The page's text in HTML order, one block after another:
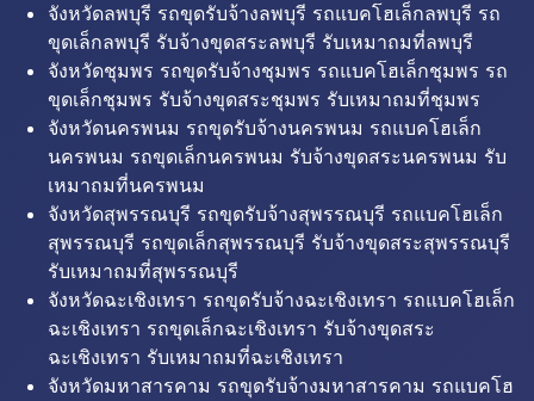
จังหวัดลพบุรี รถขุดรับจ้างลพบุรี รถแบคโฮเล็กลพบุรี รถ
ขุดเล็กลพบุรี รับจ้างขุดสระลพบุรี รับเหมาถมที่ลพบุรี
จังหวัดชุมพร รถขุดรับจ้างชุมพร รถแบคโฮเล็กชุมพร รถ
ขุดเล็กชุมพร รับจ้างขุดสระชุมพร รับเหมาถมที่ชุมพร
จังหวัดนครพนม รถขุดรับจ้างนครพนม รถแบคโฮเล็ก
นครพนม รถขุดเล็กนครพนม รับจ้างขุดสระนครพนม รับ
เหมาถมที่นครพนม
จังหวัดสุพรรณบุรี รถขุดรับจ้างสุพรรณบุรี รถแบคโฮเล็ก
สุพรรณบุรี รถขุดเล็กสุพรรณบุรี รับจ้างขุดสระสุพรรณบุรี
รับเหมาถมที่สุพรรณบุรี
จังหวัดฉะเชิงเทรา รถขุดรับจ้างฉะเชิงเทรา รถแบคโฮเล็ก
ฉะเชิงเทรา รถขุดเล็กฉะเชิงเทรา รับจ้างขุดสระ
ฉะเชิงเทรา รับเหมาถมที่ฉะเชิงเทรา
จังหวัดมหาสารคาม รถขุดรับจ้างมหาสารคาม รถแบคโฮ